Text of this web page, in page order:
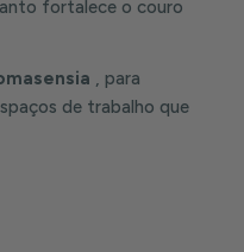
fortalece o couro
, para
de trabalho que